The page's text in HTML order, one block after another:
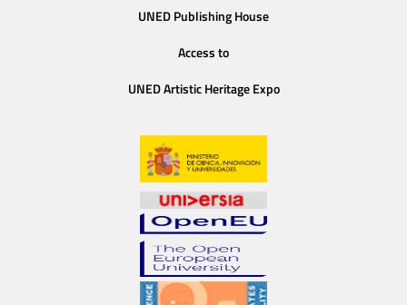
UNED Publishing House
Access to
UNED Artistic Heritage Expo